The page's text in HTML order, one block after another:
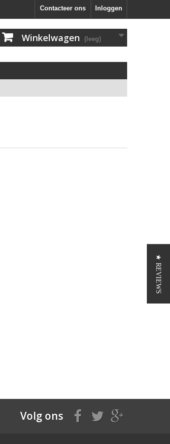
Inloggen
Contacteer ons
Winkelwagen (leeg)
Volg ons
★ REVIEWS